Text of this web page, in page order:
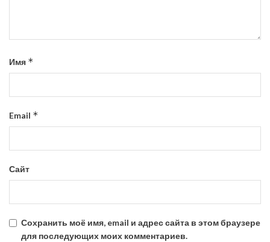
Имя *
Email *
Сайт
Сохранить моё имя, email и адрес сайта в этом браузере
для последующих моих комментариев.